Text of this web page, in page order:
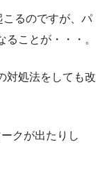
こるのですが、パ
ことが・・・。
対処法をしても改
クが出たりし